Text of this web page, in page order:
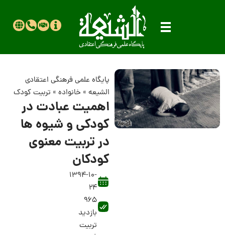
پایگاه علمی فرهنگی اعتقادی
الشیعه» خانواده» تربیت کودک
اهمیت عبادت در
کودکی و شیوه ها
در تربیت معنوی
کودکان
1394-10-
24
965
بازدید
تربیت